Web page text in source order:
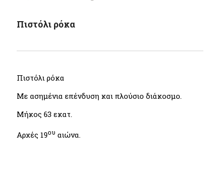
Πιστόλι ρόκα
Πιστόλι ρόκα
Με ασημένια επένδυση και πλούσιο διάκοσμο.
Μήκος 63 εκατ.
Αρχές 19ου αιώνα.